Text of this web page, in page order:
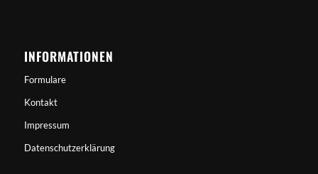
INFORMATIONEN
Formulare
Kontakt
Impressum
Datenschutzerklärung